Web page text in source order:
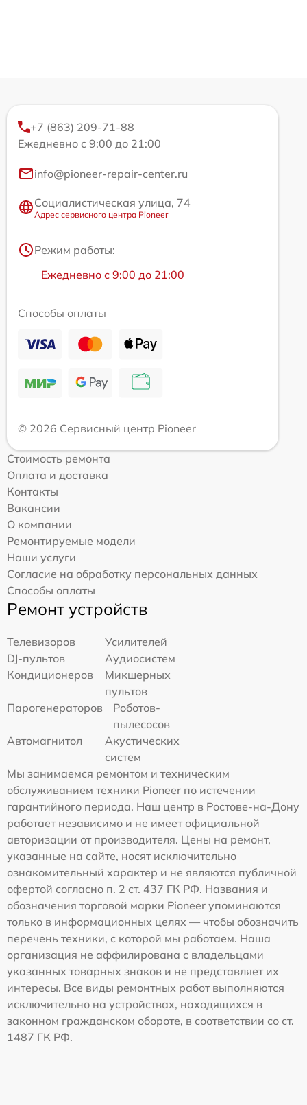
+7 (863) 209-71-88
Ежедневно с 9:00 до 21:00
info@pioneer-repair-center.ru
Социалистическая улица, 74
Адрес сервисного центра Pioneer
Режим работы:
Ежедневно с 9:00 до 21:00
Способы оплаты
© 2026 Сервисный центр Pioneer
Стоимость ремонта
Оплата и доставка
Контакты
Вакансии
О компании
Ремонтируемые модели
Наши услуги
Согласие на обработку персональных данных
Способы оплаты
Ремонт устройств
Телевизоров
Усилителей
DJ-пультов
Аудиосистем
Кондиционеров
Микшерных
пультов
Парогенераторов
Роботов-
пылесосов
Автомагнитол
Акустических
систем
Мы занимаемся ремонтом и техническим
обслуживанием техники Pioneer по истечении
гарантийного периода. Наш центр в Ростове-на-Дону
работает независимо и не имеет официальной
авторизации от производителя. Цены на ремонт,
указанные на сайте, носят исключительно
ознакомительный характер и не являются публичной
офертой согласно п. 2 ст. 437 ГК РФ. Названия и
обозначения торговой марки Pioneer упоминаются
только в информационных целях — чтобы обозначить
перечень техники, с которой мы работаем. Наша
организация не аффилирована с владельцами
указанных товарных знаков и не представляет их
интересы. Все виды ремонтных работ выполняются
исключительно на устройствах, находящихся в
законном гражданском обороте, в соответствии со ст.
1487 ГК РФ.